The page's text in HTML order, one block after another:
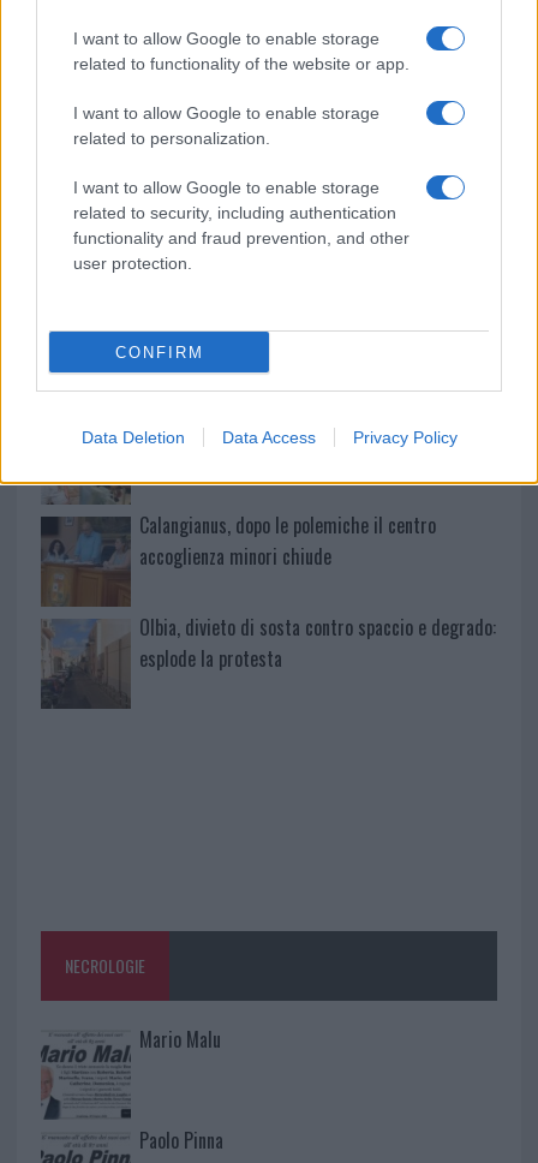
I want to allow Google to enable storage
related to functionality of the website or app.
I want to allow Google to enable storage
related to personalization.
I want to allow Google to enable storage
related to security, including authentication
functionality and fraud prevention, and other
user protection.
CONFIRM
Data Deletion Data Access Privacy Policy
A fuoco un deposito con bombole, intervento dei
vigili del fuoco a Rudalza
Ristorante distrutto dalle fiamme a La
Maddalena, incendio a Monti d’à rena
Gallura
Michelle Hunziker in Gallura, bella anche dal
vivo: un amico vip svela come fa
Calangianus, dopo le polemiche il centro
accoglienza minori chiude
Olbia, divieto di sosta contro spaccio e degrado:
esplode la protesta
NECROLOGIE
Mario Malu
Paolo Pinna